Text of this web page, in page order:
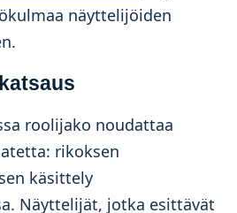
näyttelijöiden
roolijako noudattaa
rikoksen
käsittely
Näyttelijät, jotka esittävät